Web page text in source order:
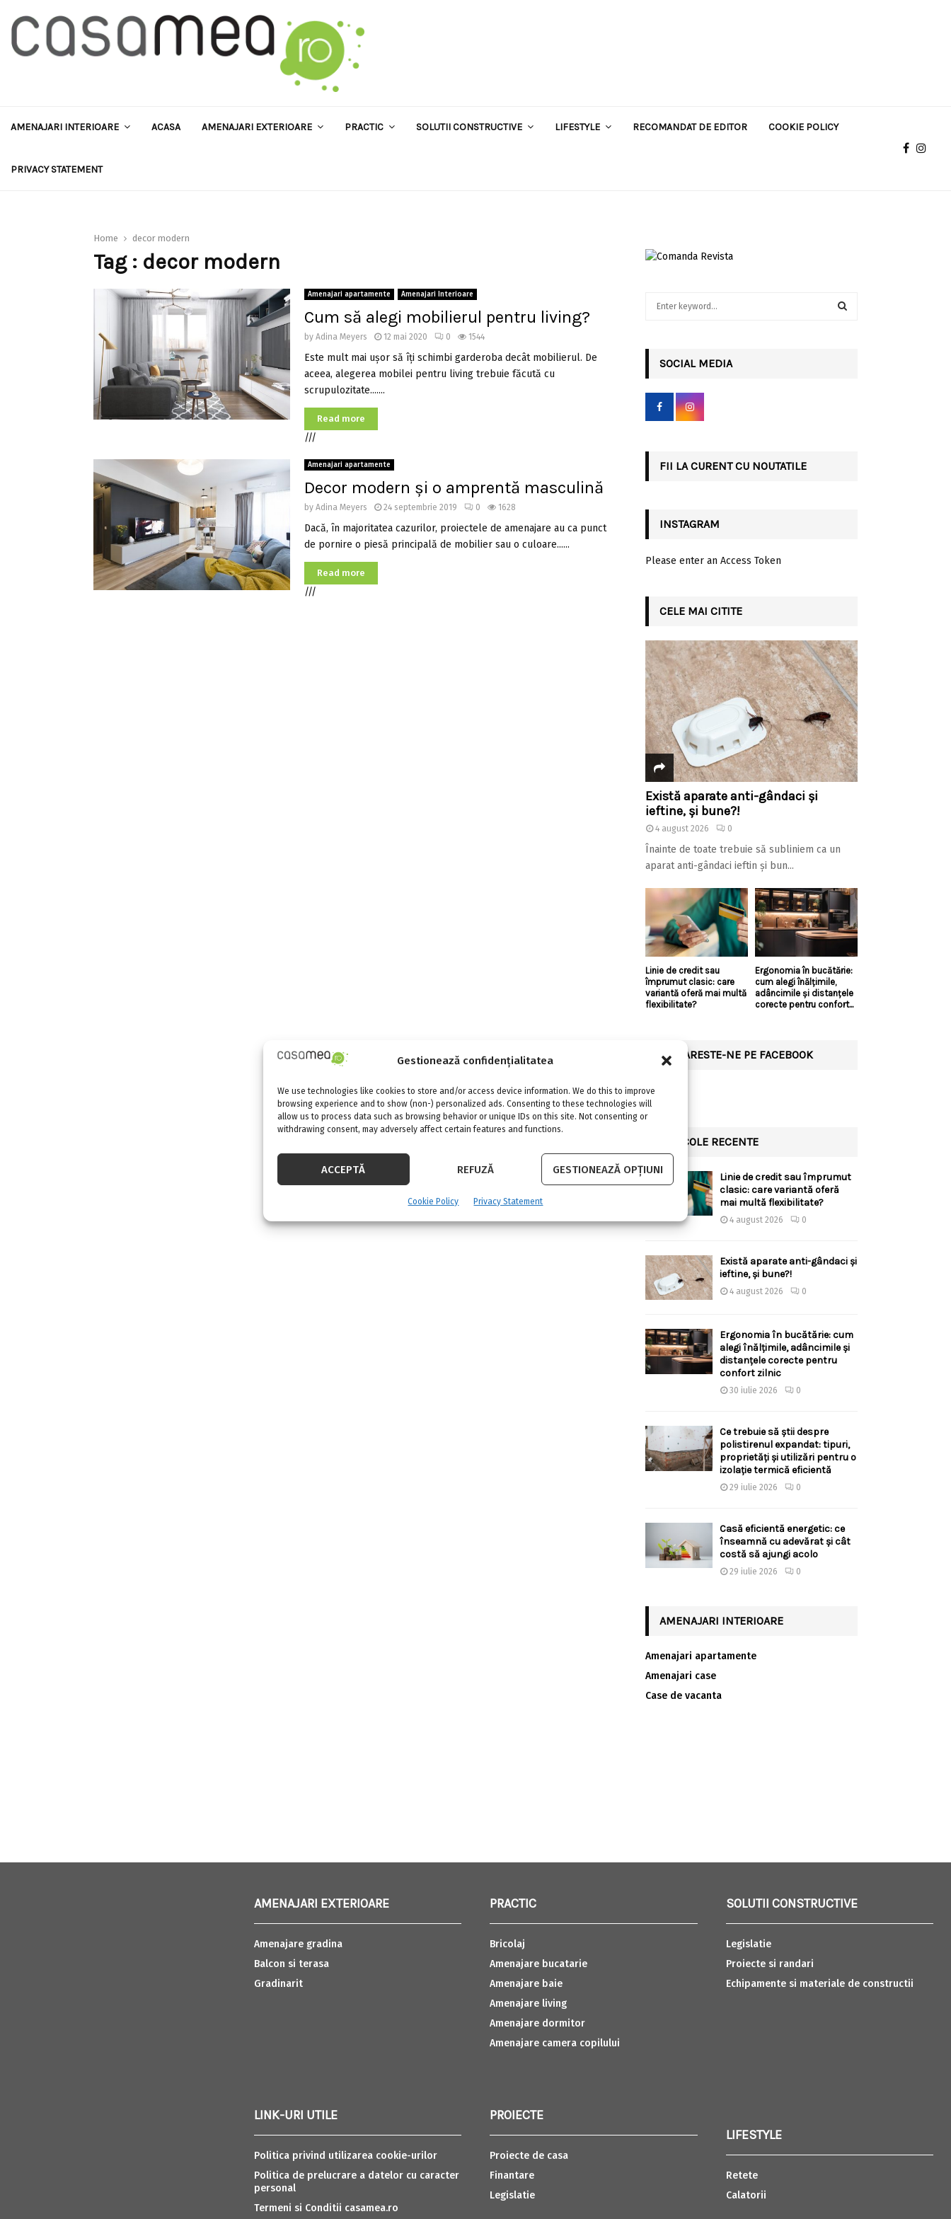
Gestionează confidențialitatea
We use technologies like cookies to store and/or access device information. We do this to improve
browsing experience and to show (non-) personalized ads. Consenting to these technologies will
allow us to process data such as browsing behavior or unique IDs on this site. Not consenting or
withdrawing consent, may adversely affect certain features and functions.
ACCEPTĂ REFUZĂ GESTIONEAZĂ OPȚIUNI
Cookie Policy Privacy Statement
AMENAJARI INTERIOARE ACASA AMENAJARI EXTERIOARE PRACTIC SOLUTII CONSTRUCTIVE LIFESTYLE RECOMANDAT DE EDITOR COOKIE POLICY
PRIVACY STATEMENT
Home decor modern
Tag : decor modern
Amenajari apartamente Amenajari Interioare
Cum să alegi mobilierul pentru living?
by Adina Meyers 12 mai 2020 0 1544
Este mult mai ușor să îți schimbi garderoba decât mobilierul. De
aceea, alegerea mobilei pentru living trebuie făcută cu
scrupulozitate.......
Read more
///
Amenajari apartamente
Decor modern şi o amprentă masculină
by Adina Meyers 24 septembrie 2019 0 1628
Dacă, în majoritatea cazurilor, proiectele de amenajare au ca punct
de pornire o piesă principală de mobilier sau o culoare......
Read more
///
r
SOCIAL MEDIA
FII LA CURENT CU NOUTATILE
INSTAGRAM
Please enter an Access Token
CELE MAI CITITE
Există aparate anti-gândaci și
ieftine, și bune?!
4 august 2026 0
Înainte de toate trebuie să subliniem ca un
aparat anti-gândaci ieftin și bun...
Linie de credit sau
împrumut clasic: care
variantă oferă mai multă
flexibilitate?
Ergonomia în bucătărie:
cum alegi înălțimile,
adâncimile și distanțele
corecte pentru confort...
URMARESTE-NE PE FACEBOOK
ARTICOLE RECENTE
Linie de credit sau împrumut
clasic: care variantă oferă
mai multă flexibilitate?
4 august 2026 0
Există aparate anti-gândaci și
ieftine, și bune?!
4 august 2026 0
Ergonomia în bucătărie: cum
alegi înălțimile, adâncimile și
distanțele corecte pentru
confort zilnic
30 iulie 2026 0
Ce trebuie să știi despre
polistirenul expandat: tipuri,
proprietăți și utilizări pentru o
izolație termică eficientă
29 iulie 2026 0
Casă eficientă energetic: ce
înseamnă cu adevărat și cât
costă să ajungi acolo
29 iulie 2026 0
AMENAJARI INTERIOARE
Amenajari apartamente
Amenajari case
Case de vacanta
AMENAJARI EXTERIOARE
Amenajare gradina
Balcon si terasa
Gradinarit
LINK-URI UTILE
Politica privind utilizarea cookie-urilor
Politica de prelucrare a datelor cu caracter
personal
Termeni si Conditii casamea.ro
PRACTIC
Bricolaj
Amenajare bucatarie
Amenajare baie
Amenajare living
Amenajare dormitor
Amenajare camera copilului
PROIECTE
Proiecte de casa
Finantare
Legislatie
SOLUTII CONSTRUCTIVE
Legislatie
Proiecte si randari
Echipamente si materiale de constructii
LIFESTYLE
Retete
Calatorii